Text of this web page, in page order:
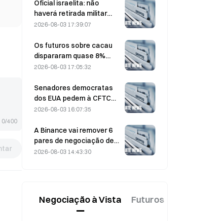
0/400
Oficial israelita: não
haverá retirada militar
antes de o Hamas se
2026-08-03 17:39:07
Os futuros sobre cacau
dispararam quase 8%
intradiário na passada
de surpresa os
participantes do mercado
2026-08-03 17:05:32
Senadores democratas
dos EUA pedem à CFTC
que restrinja os produtos
com incêndios florestais
descontrolados durante a
época de incêndios mais
2026-08-03 16:07:35
A Binance vai remover 6
pares de negociação de
altcoins a partir de 17 de
2026-08-03 14:43:30
Negociação à Vista Futuros